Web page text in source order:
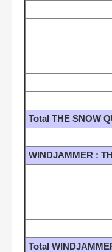
Total THE SNOW
WINDJAMMER :
Total